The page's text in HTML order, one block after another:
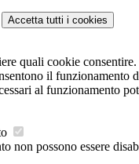
Accetta tutti i cookies
quali cookie consentire.
il funzionamento
al funzionamento
non possono essere